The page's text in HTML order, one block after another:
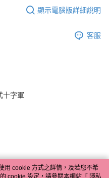
顯示電腦版詳細說明
客服
十字軍
用 cookie 方式之詳情，及若您不希
cookie 設定，請參閱本網站「 隱私